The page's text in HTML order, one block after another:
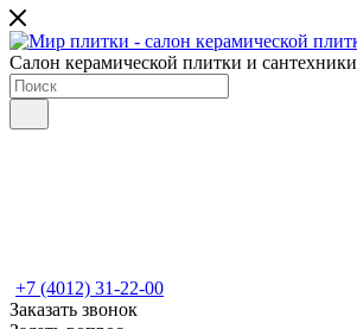
Салон керамической плитки и сантехники
+7 (4012) 31-22-00
Заказать звонок